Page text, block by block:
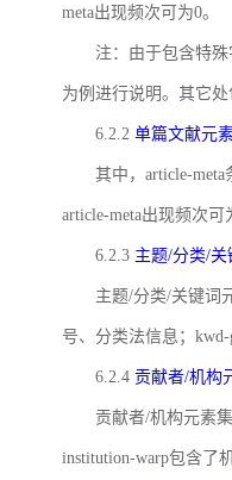
meta出现频次可为0。
注：由于包含特殊
为例进行说明。其它
6.2.2 单篇文献元
其中，article-
article-meta出现频次可
6.2.3 主题/分类/
主题/分类/关键词
号、分类法信息；
6.2.4 贡献者/机构
贡献者/机构元素
institution-warp包含了